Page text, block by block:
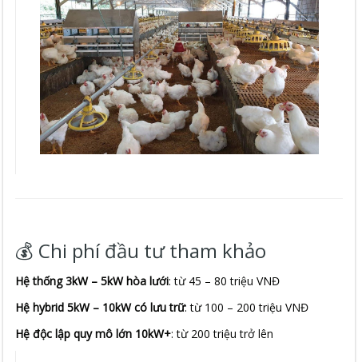
💰 Chi phí đầu tư tham khảo
Hệ thống 3kW – 5kW hòa lưới: từ 45 – 80 triệu VNĐ
Hệ hybrid 5kW – 10kW có lưu trữ: từ 100 – 200 triệu VNĐ
Hệ độc lập quy mô lớn 10kW+: từ 200 triệu trở lên